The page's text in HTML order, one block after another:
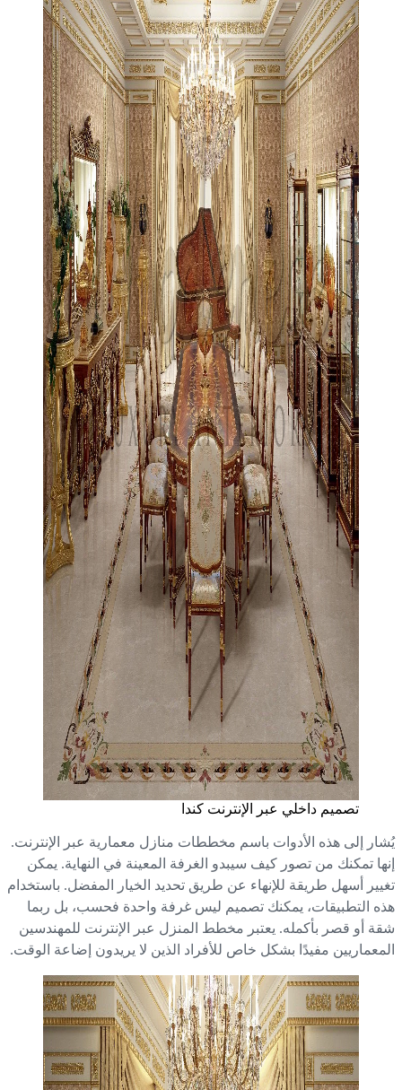
تصميم داخلي عبر الإنترنت كندا
إلى هذه الأدوات باسم مخططات منازل معمارية عبر الإنترنت.
تمكنك من تصور كيف سيبدو الغرفة المعينة في النهاية. يمكن
أسهل طريقة للإنهاء عن طريق تحديد الخيار المفضل. باستخدام
التطبيقات، يمكنك تصميم ليس غرفة واحدة فحسب، بل ربما
أو قصر بأكمله. يعتبر مخطط المنزل عبر الإنترنت للمهندسين
مفيدًا بشكل خاص للأفراد الذين لا يريدون إضاعة الوقت.